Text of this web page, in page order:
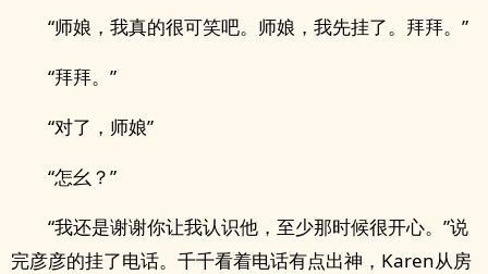
“师娘，我真的很可笑吧。师娘，我先挂了。拜拜。”
“拜拜。”
“对了，师娘”
“怎幺？”
“我还是谢谢你让我认识他，至少那时候很开心。”说
完彦彦的挂了电话。千千看着电话有点出神，Karen从房